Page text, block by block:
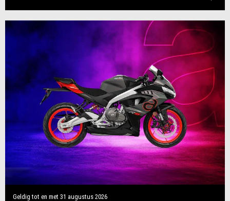
Geldig tot en met 31 augustus 2026